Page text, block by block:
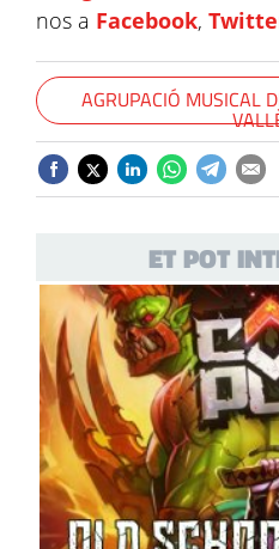
nos a Facebook,
AGRUPACIÓ MUSICAL
ET POT